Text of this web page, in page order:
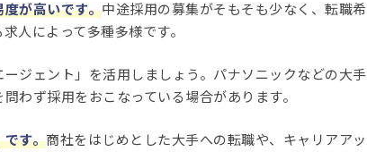
度が高いです。中途採用の募集がそもそも少なく、転職希
人によって多種多様です。
ジェント」を活用しましょう。パナソニックなどの大手
わず採用をおこなっている場合があります。
です。商社をはじめとした大手への転職や、キャリアアッ